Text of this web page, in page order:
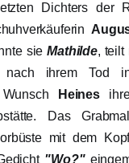
Dichters der
sie Mathilde, teilt
ihrem Tod
Heinesihre
Das
mit dem
"Wo?"